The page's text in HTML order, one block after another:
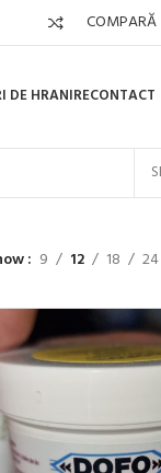
COMPARĂ
DE HRANIRECONTACT
9 12 18 24